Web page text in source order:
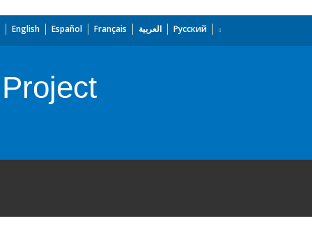
English Español Français العربية Русский